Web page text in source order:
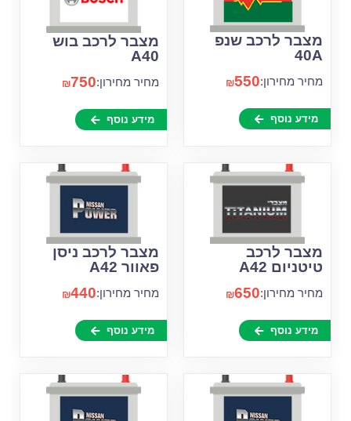
מצבר לרכב שנפ
40A
מחיר מחירון: ₪550
מידע נוסף
מצבר לרכב בוש
A40
מחיר מחירון: ₪750
מידע נוסף
מצבר לרכב
טיטניום A42
מחיר מחירון: ₪650
מידע נוסף
מצבר לרכב ניסן
פאוור A42
מחיר מחירון: ₪440
מידע נוסף